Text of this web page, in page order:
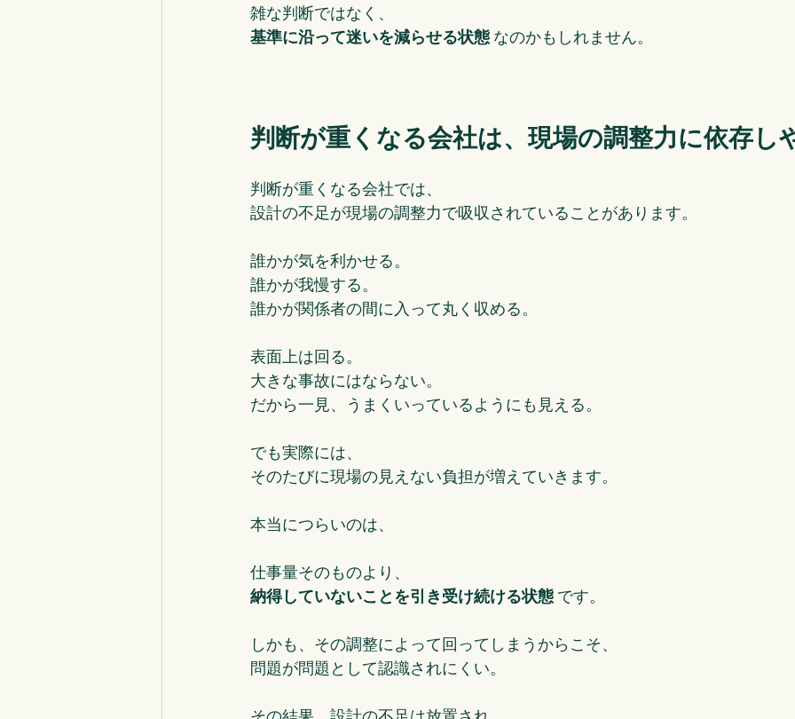
雑な判断ではなく、
基準に沿って迷いを減らせる状態 なのかもしれません。
判断が重くなる会社は、現場の調整力に依存し
判断が重くなる会社では、
設計の不足が現場の調整力で吸収されていることがあります。
誰かが気を利かせる。
誰かが我慢する。
誰かが関係者の間に入って丸く収める。
表面上は回る。
大きな事故にはならない。
だから一見、うまくいっているようにも見える。
でも実際には、
そのたびに現場の見えない負担が増えていきます。
本当につらいのは、
仕事量そのものより、
納得していないことを引き受け続ける状態 です。
しかも、その調整によって回ってしまうからこそ、
問題が問題として認識されにくい。